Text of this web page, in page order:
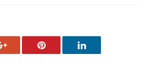
Google+ Pinterest LinkedIn